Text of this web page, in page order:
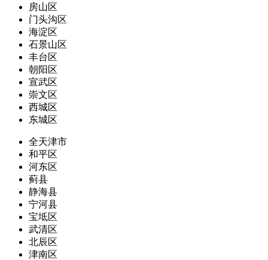
房山区
门头沟区
海淀区
石景山区
丰台区
朝阳区
宣武区
崇文区
西城区
东城区
全天津市
和平区
河东区
蓟县
静海县
宁河县
宝坻区
武清区
北辰区
津南区